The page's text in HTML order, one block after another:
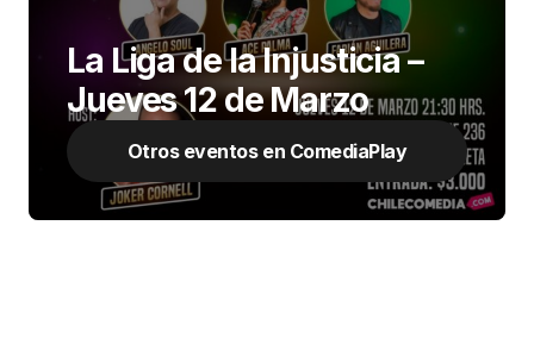
La Liga de la Injusticia –
Jueves 12 de Marzo
Otros eventos en ComediaPlay